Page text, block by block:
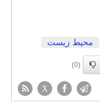
محیط زیست
(0)
X